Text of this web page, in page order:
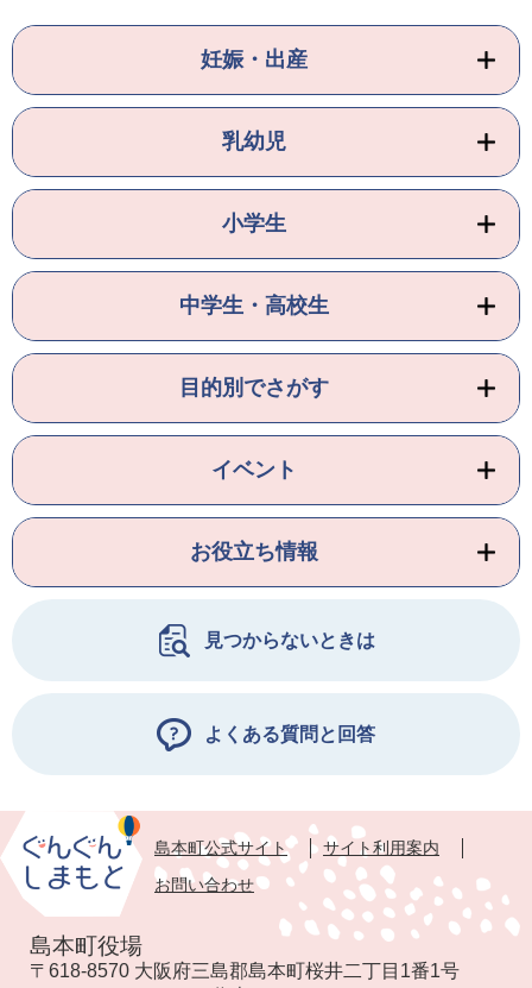
妊娠・出産
乳幼児
小学生
中学生・高校生
目的別でさがす
イベント
お役立ち情報
見つからないときは
よくある質問と回答
島本町公式サイト
サイト利用案内
お問い合わせ
島本町役場
〒618-8570 大阪府三島郡島本町桜井二丁目1番1号